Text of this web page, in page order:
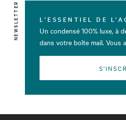
NEWSLETTER L’ESSENTIEL DE
Un condensé 100% luxe, à
dans votre boîte mail. Vous